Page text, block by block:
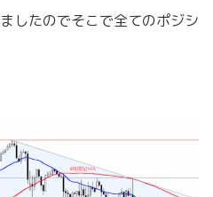
したのでそこで全てのポジシ